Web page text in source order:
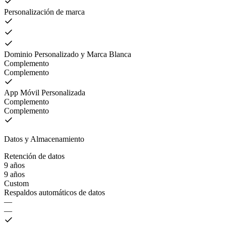
Personalización de marca
Dominio Personalizado y Marca Blanca
Complemento
Complemento
App Móvil Personalizada
Complemento
Complemento
Datos y Almacenamiento
Retención de datos
9 años
9 años
Custom
Respaldos automáticos de datos
—
—